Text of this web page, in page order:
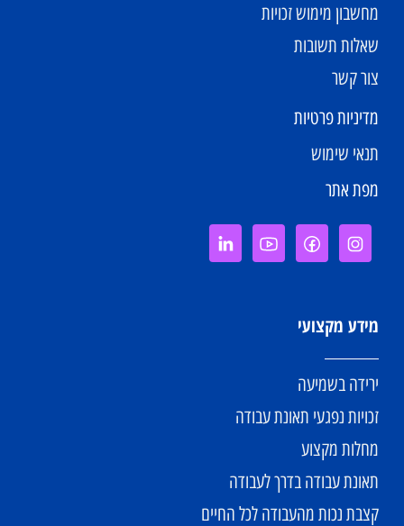
מחשבון מימוש זכויות
שאלות תשובות
צור קשר
מדיניות פרטיות
תנאי שימוש
מפת אתר
מידע מקצועי
ירידה בשמיעה
זכויות נפגעי תאונת עבודה
מחלות מקצוע
תאונת עבודה בדרך לעבודה
קצבת נכות מהעבודה לכל החיים